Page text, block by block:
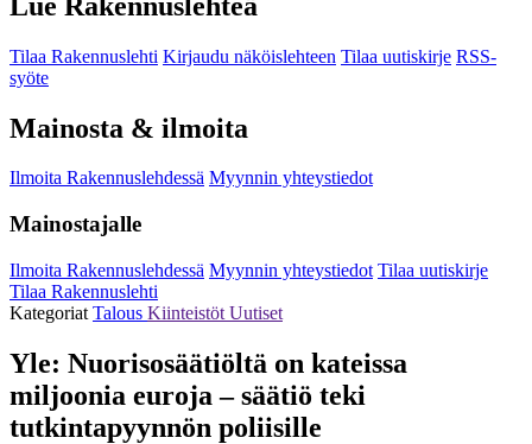
Tilaa Rakennuslehti Kirjaudu näköislehteen Tilaa uutiskirje RSS-
syöte
Mainosta & ilmoita
Ilmoita Rakennuslehdessä Myynnin yhteystiedot
Mainostajalle
Ilmoita Rakennuslehdessä Myynnin yhteystiedot Tilaa uutiskirje
Tilaa Rakennuslehti
Kategoriat Talous Kiinteistöt Uutiset
Yle: Nuorisosäätiöltä on kateissa
miljoonia euroja – säätiö teki
tutkintapyynnön poliisille